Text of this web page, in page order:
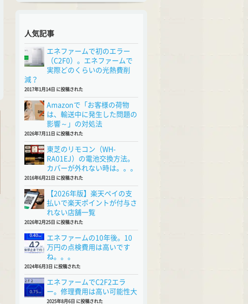
人気記事
エネファームで初のエラー
（C2F0）。エネファームで
実際どのくらいの光熱費削
減？
2017年1月14日 に投稿された
Amazonで「お客様の荷物
は、輸送中に発生した問題の
影響～」の対処法
2026年7月11日 に投稿された
東芝のリモコン（WH-
RA01EJ）の電池交換方法。
カバーが外れない時は。。。
2016年6月21日 に投稿された
【2026年版】楽天ペイの支
払いで楽天ポイントが付与さ
れない店舗一覧
2026年2月25日 に投稿された
エネファームの10年後。10
万円の点検費用は高いです
ね。。。
2024年6月3日 に投稿された
エネファームでC2F2エラ
ー。修理費用は高い可能性大
2025年8月6日 に投稿された